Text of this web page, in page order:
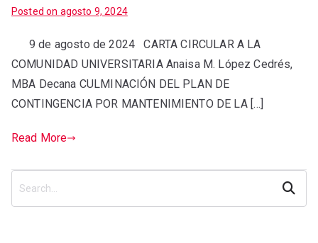
Posted on agosto 9, 2024
9 de agosto de 2024 CARTA CIRCULAR A LA
COMUNIDAD UNIVERSITARIA Anaisa M. López Cedrés,
MBA Decana CULMINACIÓN DEL PLAN DE
CONTINGENCIA POR MANTENIMIENTO DE LA […]
Read More
Search